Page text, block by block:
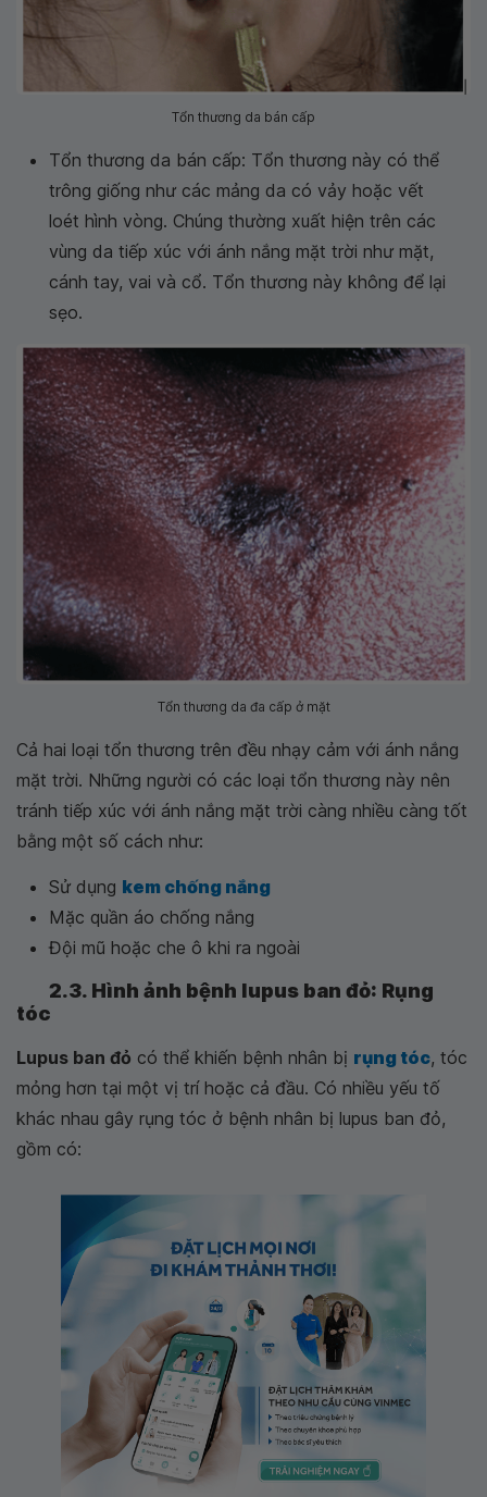
Tổn thương da bán cấp
Tổn thương da bán cấp: Tổn thương này có thể
trông giống như các mảng da có vảy hoặc vết
loét hình vòng. Chúng thường xuất hiện trên các
vùng da tiếp xúc với ánh nắng mặt trời như mặt,
cánh tay, vai và cổ. Tổn thương này không để lại
sẹo.
Tổn thương da đa cấp ở mặt
Cả hai loại tổn thương trên đều nhạy cảm với ánh nắng
mặt trời. Những người có các loại tổn thương này nên
tránh tiếp xúc với ánh nắng mặt trời càng nhiều càng tốt
bằng một số cách như:
Sử dụng kem chống nắng
Mặc quần áo chống nắng
Đội mũ hoặc che ô khi ra ngoài
2.3. Hình ảnh bệnh lupus ban đỏ: Rụng
tóc
Lupus ban đỏ có thể khiến bệnh nhân bị rụng tóc, tóc
mỏng hơn tại một vị trí hoặc cả đầu. Có nhiều yếu tố
khác nhau gây rụng tóc ở bệnh nhân bị lupus ban đỏ,
gồm có: